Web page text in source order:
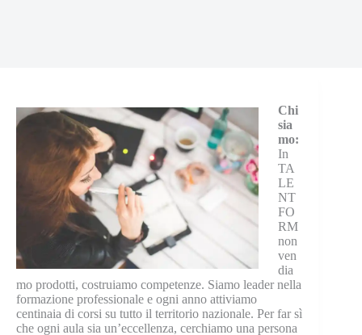
Chi
sia
mo:
In
TA
LE
NT
FO
RM
non
ven
dia
mo prodotti, costruiamo competenze. Siamo leader nella
formazione professionale e ogni anno attiviamo
centinaia di corsi su tutto il territorio nazionale. Per far sì
che ogni aula sia un’eccellenza, cerchiamo una persona